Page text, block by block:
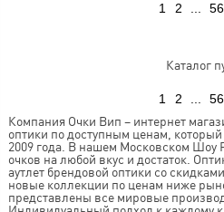
Предыдущая
1 2 56
Каталог
Предыдущая
1 2 56
Компания Очки Вип – интернет
оптики по доступным ценам,
2009 года. В нашем Московском Шоу
очков на любой вкус и достаток.
аутлет брендовой оптики со
новые коллекции по ценам ниже
представлены все мировые